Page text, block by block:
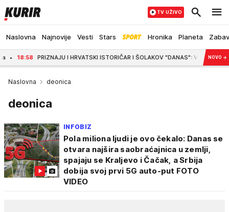
Naslovna Najnovije Vesti Stars Hronika Planeta
TV UŽIVO
PRIZNAJU I HRVATSKI ISTORIČAR I ŠOLAKOV "DANAS": Vučićeve procene
NOVO →
Naslovna deonica
deonica
INFOBIZ
Pola miliona ljudi je ovo čekalo: Danas se
otvara najšira saobraćajnica u zemlji,
spajaju se Kraljevo i Čačak, a Srbija
dobija svoj prvi 5G auto-put FOTO
VIDEO